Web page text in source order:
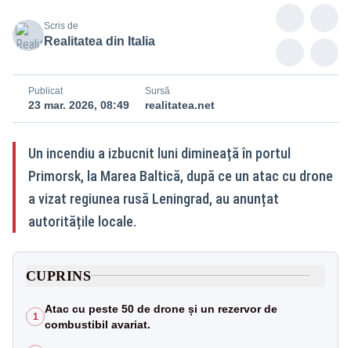
Scris de
Realitatea din Italia
Publicat
23 mar. 2026, 08:49
Sursă
realitatea.net
Un incendiu a izbucnit luni dimineață în portul
Primorsk, la Marea Baltică, după ce un atac cu drone
a vizat regiunea rusă Leningrad, au anunțat
autoritățile locale.
CUPRINS
1
Atac cu peste 50 de drone și un rezervor de
combustibil avariat.